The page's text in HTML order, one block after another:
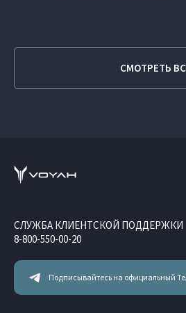
СМОТРЕТЬ
Подписывайтесь на официальный
СЛУЖБА КЛИЕНТСКОЙ ПОДДЕРЖКИ
8-800-550-00-20